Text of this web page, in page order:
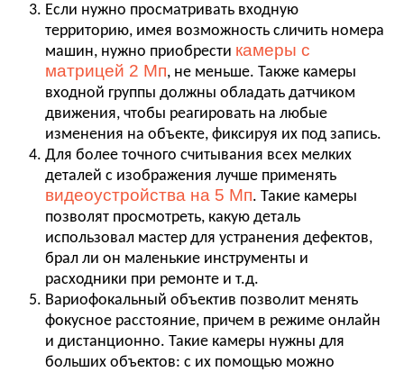
Если нужно просматривать входную
территорию, имея возможность сличить номера
машин, нужно приобрести камеры с
матрицей 2 Мп, не меньше. Также камеры
входной группы должны обладать датчиком
движения, чтобы реагировать на любые
изменения на объекте, фиксируя их под запись.
Для более точного считывания всех мелких
деталей с изображения лучше применять
видеоустройства на 5 Мп. Такие камеры
позволят просмотреть, какую деталь
использовал мастер для устранения дефектов,
брал ли он маленькие инструменты и
расходники при ремонте и т.д.
Вариофокальный объектив позволит менять
фокусное расстояние, причем в режиме онлайн
и дистанционно. Такие камеры нужны для
больших объектов: с их помощью можно